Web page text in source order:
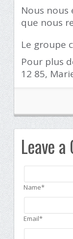
Nous
que nous
Le groupe
Pour plus
12 85,
Leave
Name*
Email*